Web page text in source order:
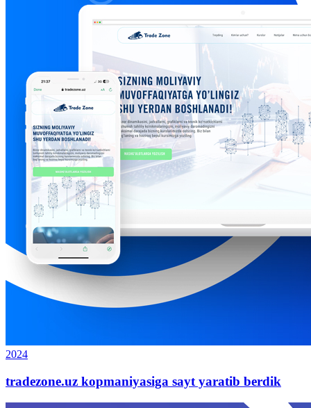
2024
tradezone.uz kopmaniyasiga sayt yaratib berdik